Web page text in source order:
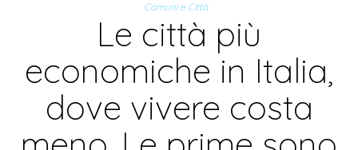
Comuni e Città
Le città più
economiche in Italia,
dove vivere costa